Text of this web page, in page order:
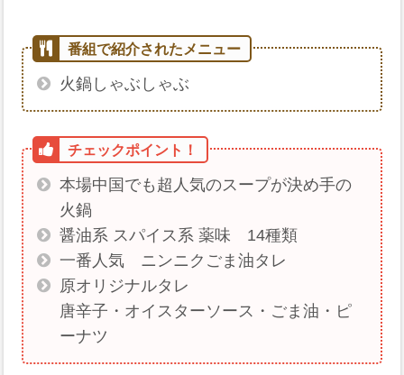
火鍋しゃぶしゃぶ
本場中国でも超人気のスープが決め手の
火鍋
醤油系 スパイス系 薬味 14種類
一番人気 ニンニクごま油タレ
原オリジナルタレ
唐辛子・オイスターソース・ごま油・ピ
ーナツ